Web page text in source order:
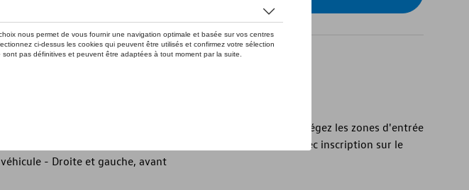
Introduction
- Baguettes de seuil en aluminium Volkswagen d'origine - Protégez les zones d'entrée
et donnez-leur un look individuel - Deux baguettes de seuil avec inscription sur le
véhicule - Droite et gauche, avant